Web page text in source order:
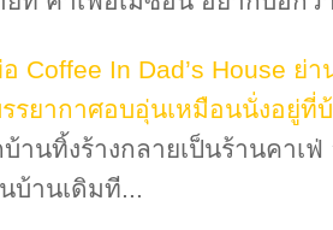
อ Coffee In Dad’s House ย่
รยากาศอบอุ่นเหมือนนั่งอยู่ที่
านทิ้งร้างกลายเป็นร้านคาเฟ่
บ้านเดิมที...